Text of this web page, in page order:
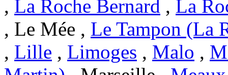
, La Roche Bernard , La
, Le Mée , Le Tampon (La
, Lille , Limoges , Malo ,